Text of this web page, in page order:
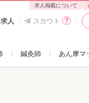
求人掲載について
人 スカウト
鍼灸師 あん摩マ